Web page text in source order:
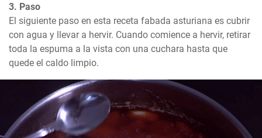
3. Paso
El siguiente paso en esta receta fabada asturiana es cubrir
con agua y llevar a hervir. Cuando comience a hervir, retirar
toda la espuma a la vista con una cuchara hasta que
quede el caldo limpio.